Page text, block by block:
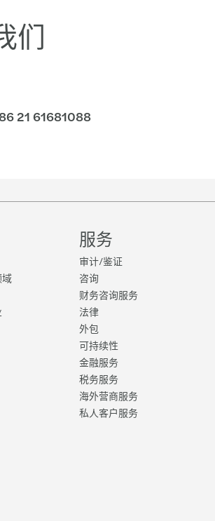
们
21 61681088
服务
审计/鉴证
咨询
财务咨询服务
法律
外包
可持续性
金融服务
税务服务
海外营商服务
私人客户服务